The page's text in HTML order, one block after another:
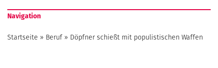
Navigation
Startseite » Beruf» Döpfner schießt mit populistischen Waffen